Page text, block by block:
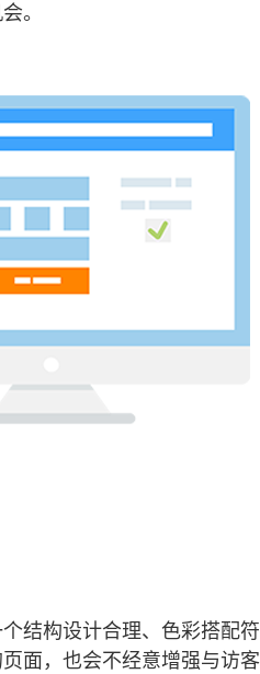
。
结构设计合理、色彩搭配
面，也会不经意增强与访客